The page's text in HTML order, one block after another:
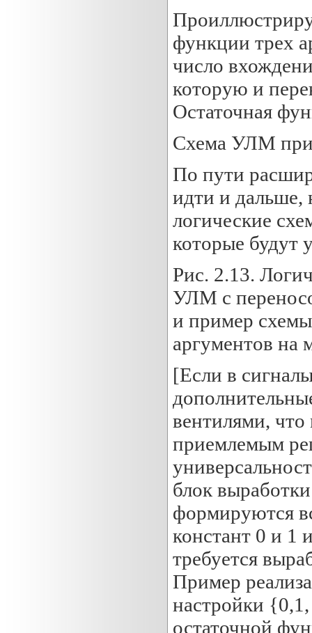
функции трех
число
которую и
Остаточная
Схема УЛМ
По пути
идти и дальше,
логические
которые будут
Рис. 2.13.
УЛМ с
и пример
аргументов на
[Если в
вентилями,
приемлемым
блок
формируются
констант 0 и 1
требуется
Пример
настройки
остаточной